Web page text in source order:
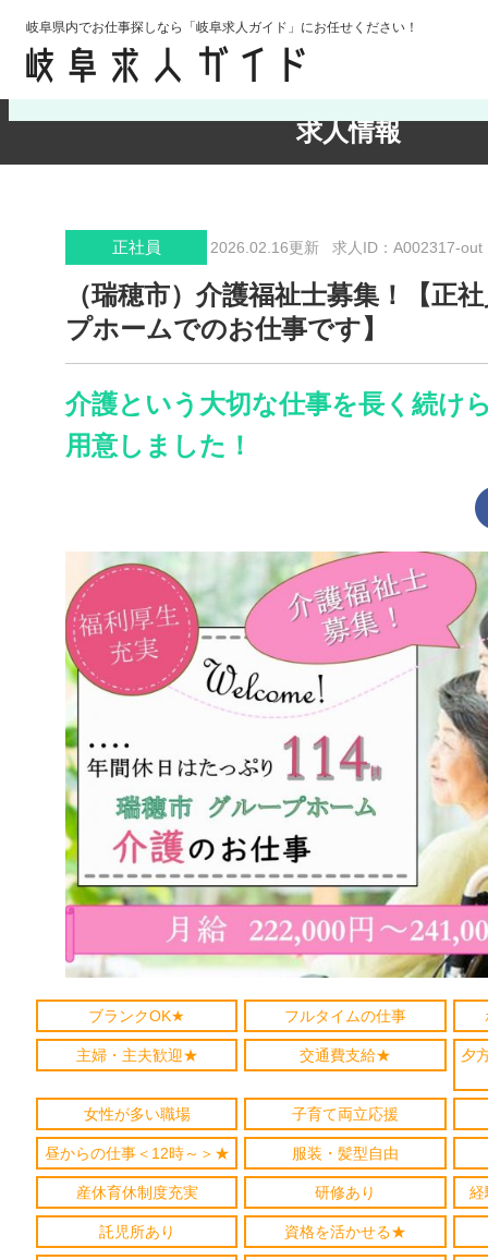
岐阜県内でお仕事探しなら「岐阜求人ガイド」にお任せください！
求人情報
検索条件の確認・変更
正社員 2026.02.16更新 求人ID：A002317-out
（瑞穂市）介護福祉士募集！【正
プホームでのお仕事です】
介護という大切な仕事を長く続け
用意しました！
ブランクOK★ フルタイムの仕事
主婦・主夫歓迎★ 交通費支給★ 夕
女性が多い職場 子育て両立応援
昼からの仕事＜12時～＞★ 服装・髪型自由
産休育休制度充実 研修あり
託児所あり 資格を活かせる★